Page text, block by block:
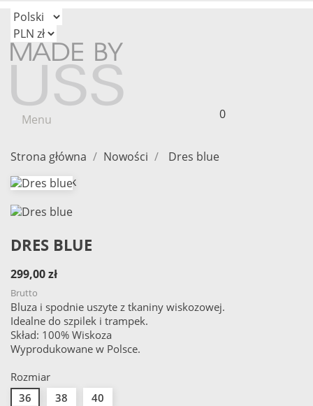
Menu 0
Strona główna Nowości
Dres blue
Out-of-Stock
DRES BLUE
299,00 zł
Brutto
Bluza i spodnie uszyte z tkaniny wiskozowej.
Idealne do szpilek i trampek.
Skład: 100% Wiskoza
Wyprodukowane w Polsce.
Rozmiar
36
38 40